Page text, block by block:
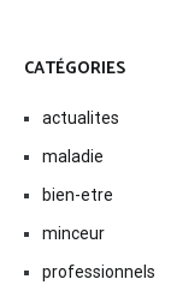
CATÉGORIES
actualites
maladie
bien-etre
minceur
professionnels